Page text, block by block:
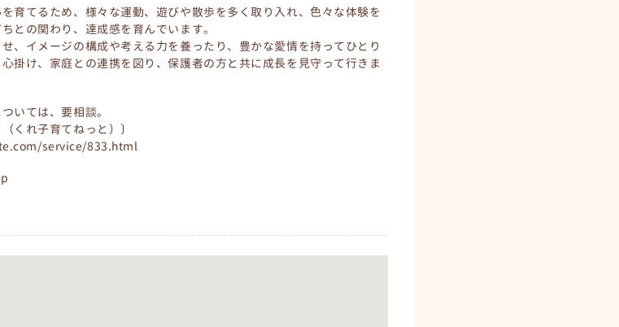
育てるため、様々な運動、遊びや散歩を多く取り入れ、色々な体験を
との関わり、達成感を育んでいます。
、イメージの構成や考える力を養ったり、豊かな愛情を持ってひとり
掛け、家庭との連携を図り、保護者の方と共に成長を見守って行きま
いては、要相談。
くれ子育てねっと）〕
service/833.html